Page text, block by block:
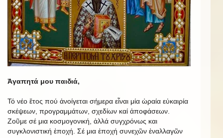
Ἀγαπητά μου παιδιά,
Τό νέο ἔτος πού ἀνοίγεται σήμερα εἶναι μία ὡραία εὐκαιρία
σκέψεων, προγραμμάτων, σχεδίων καί ἀποφάσεων.
Ζοῦμε σέ μια κοσμογονική, ἀλλά συγχρόνως και
συγκλονιστική ἐποχή. Σέ μια ἐποχή συνεχῶν ἐναλλαγῶν